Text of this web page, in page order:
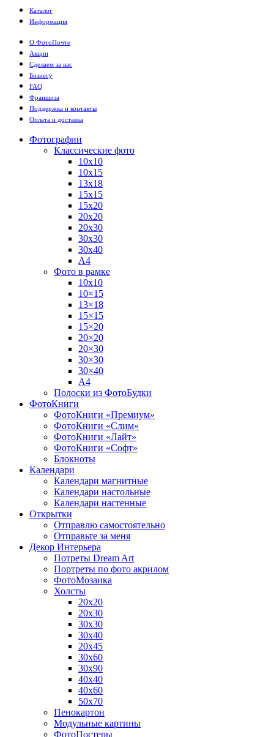
Каталог
Информация
О ФотоПочте
Акции
Сделаем за вас
Бизнесу
FAQ
Франшиза
Поддержка и контакты
Оплата и доставка
Фотографии
Классические фото
10х10
10х15
13х18
15х15
15х20
20х20
20х30
30х30
30х40
А4
Фото в рамке
10х10
10×15
13×18
15×15
15×20
20×20
20×30
30×30
30×40
A4
Полоски из ФотоБудки
ФотоКниги
ФотоКниги «Премиум»
ФотоКниги «Слим»
ФотоКниги «Лайт»
ФотоКниги «Софт»
Блокноты
Календари
Календари магнитные
Календари настольные
Календари настенные
Открытки
Отправлю самостоятельно
Отправьте за меня
Декор Интерьера
Потреты Dream Art
Портреты по фото акрилом
ФотоМозаика
Холсты
20х20
20х30
30х30
30х40
20х45
30х60
30х90
40х40
40х60
50х70
Пенокартон
Модульные картины
ФотоПостеры